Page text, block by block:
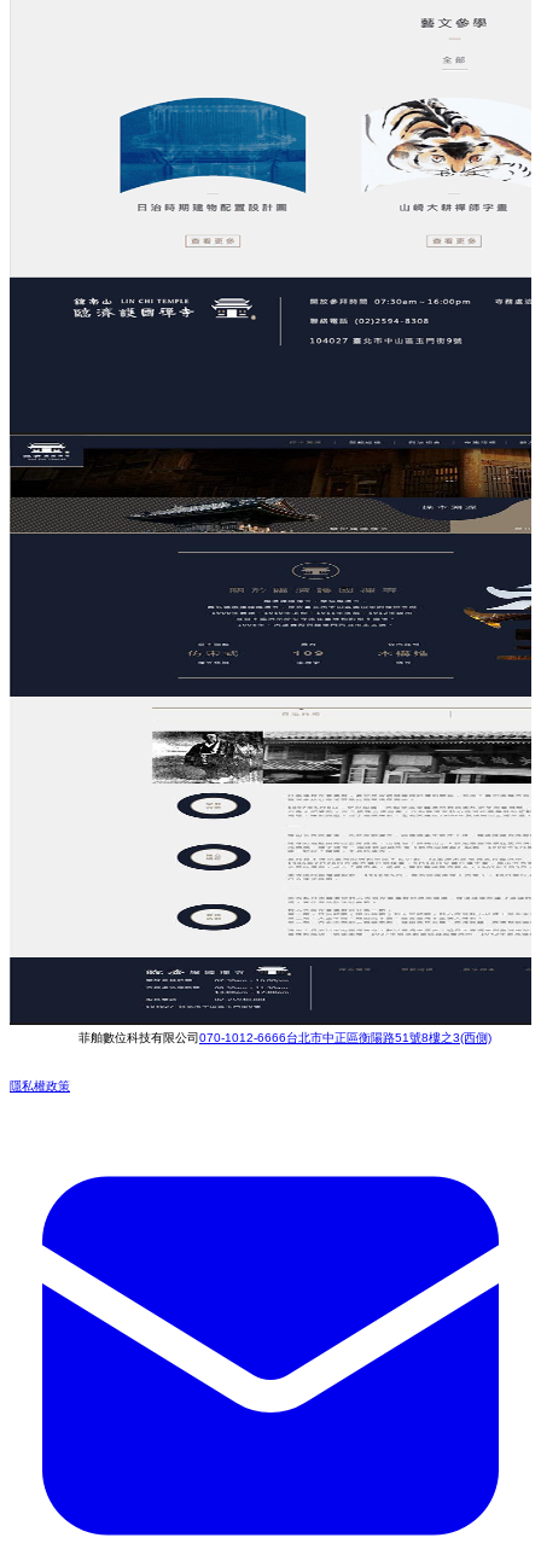
菲舶數位科技有限公司070-1012-6666台北市中正區衡陽路51號8樓之3(西側)
隱私權政策